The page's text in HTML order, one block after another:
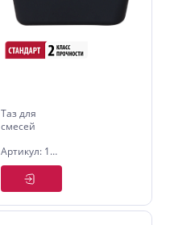
Таз для
смесей
прямоугольный
90,
Политех
QUALITY
Артикул: 1087109